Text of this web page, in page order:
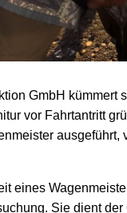
GmbH kümmert
vor Fahrtantritt
eines
Sie dient